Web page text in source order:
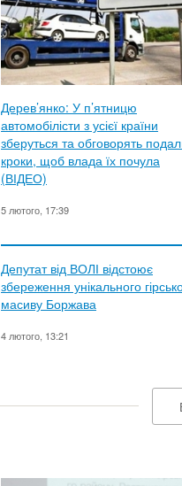
Дерев’янко: У п’ятницю
автомобілісти з усієї країни
зберуться та обговорять
кроки, щоб влада їх почула
(ВІДЕО)
5 лютого, 17:39
Депутат від ВОЛІ відстоює
збереження унікального
масиву Боржава
4 лютого, 13:21